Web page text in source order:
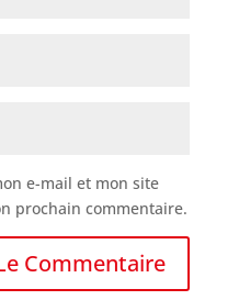
e-mail et mon site
prochain commentaire.